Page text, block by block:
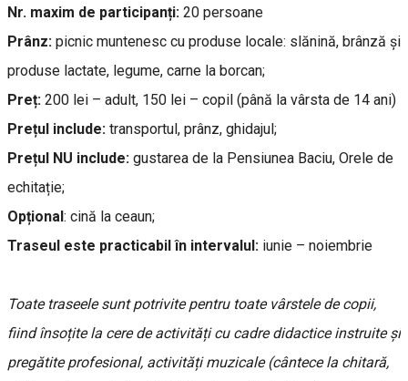
Nr. maxim de participanți: 20 persoane
Prânz: picnic muntenesc cu produse locale: slănină, brânză și
produse lactate, legume, carne la borcan;
Preț: 200 lei – adult, 150 lei – copil (până la vârsta de 14 ani)
Prețul include: transportul, prânz, ghidajul;
Prețul NU include: gustarea de la Pensiunea Baciu, Orele de
echitație;
Opțional : cină la ceaun;
Traseul este practicabil în intervalul: iunie – noiembrie
Toate traseele sunt potrivite pentru toate vârstele de copii,
fiind însoțite la cere de activități cu cadre didactice instruite și
pregătite profesional, activități muzicale (cântece la chitară,